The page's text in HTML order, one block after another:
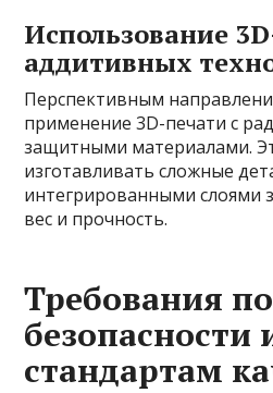
Использование
аддитивных
Перспективным
применение 3D-печати с
защитными материалами.
изготавливать сложные
интегрированными слоями
вес и прочность.
Требования по
безопасности
стандартам